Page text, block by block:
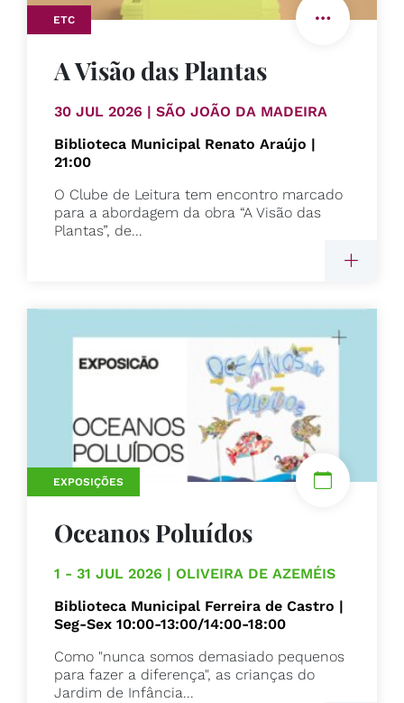
ETC
A Visão das Plantas
30 JUL 2026 | SÃO JOÃO DA MADEIRA
Biblioteca Municipal Renato Araújo |
21:00
O Clube de Leitura tem encontro marcado
para a abordagem da obra “A Visão das
Plantas”, de...
EXPOSIÇÕES
Oceanos Poluídos
1 - 31 JUL 2026 | OLIVEIRA DE AZEMÉIS
Biblioteca Municipal Ferreira de Castro |
Seg-Sex 10:00-13:00/14:00-18:00
Como "nunca somos demasiado pequenos
para fazer a diferença", as crianças do
Jardim de Infância...